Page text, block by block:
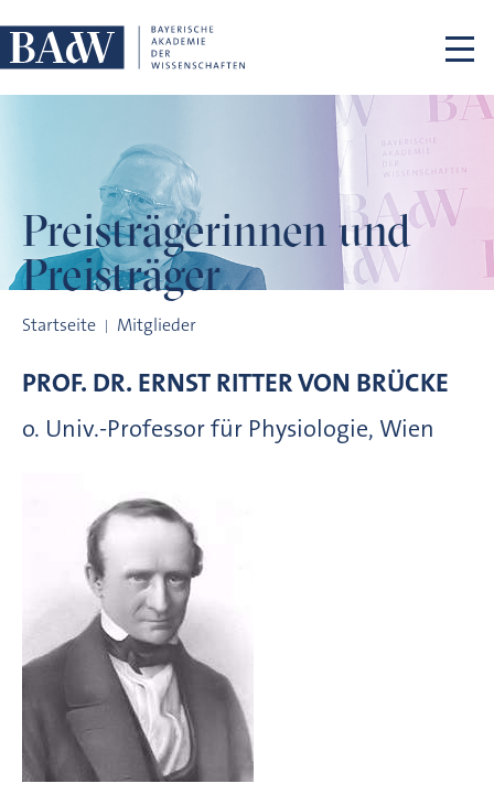
Preisträgerinnen und
Preisträger
Startseite Mitglieder
PROF. DR. ERNST RITTER VON BRÜCKE
o. Univ.-Professor für Physiologie, Wien